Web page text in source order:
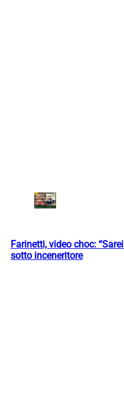
Farinetti, video choc:
sotto inceneritore